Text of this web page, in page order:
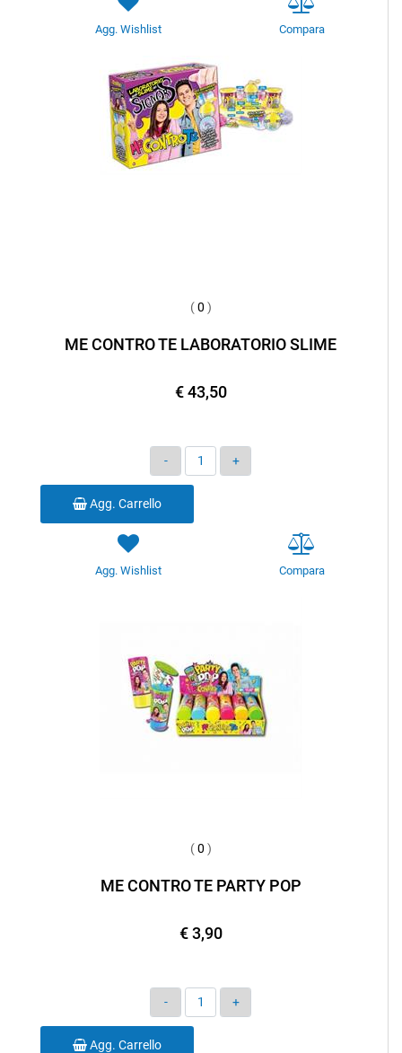
Agg. Wishlist Compara
(0 )
ME CONTRO TE LABORATORIO SLIME
€ 43,50
Quantità
Agg. Carrello
Agg. Wishlist Compara
(0 )
ME CONTRO TE PARTY POP
€ 3,90
Quantità
Agg. Carrello